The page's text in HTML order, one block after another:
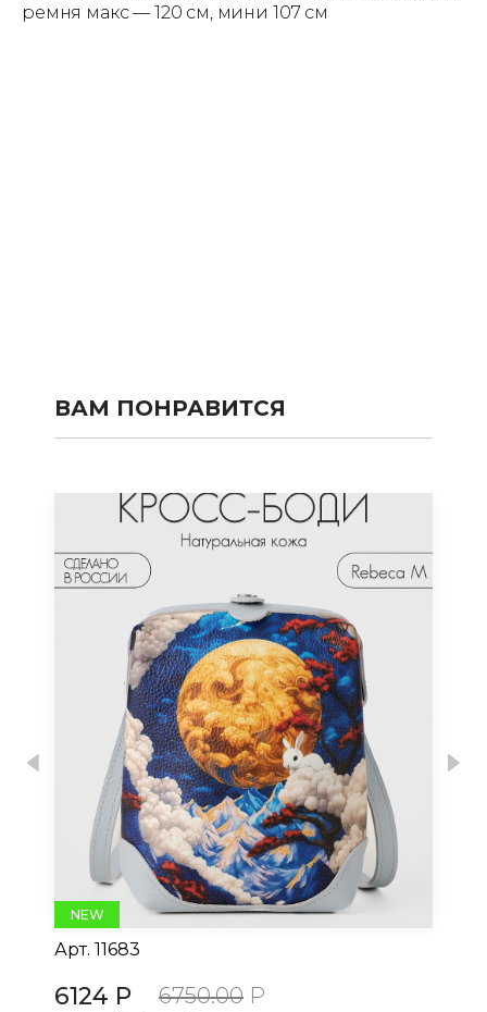
ремня макс — 120 см, мини 107 см
ВАМ ПОНРАВИТСЯ
Previous
NEW
Арт. 11683
6124 Р 6750.00 Р